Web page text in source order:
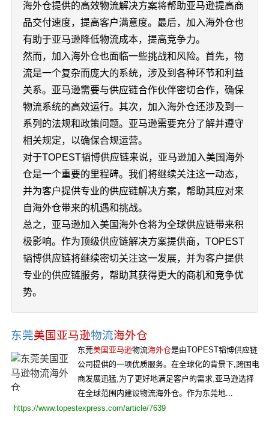
海外仓提供的高效物流解决方案将帮助亚马逊提高商
品交付速度，提高客户满意度。最后，加入海外仓也
有助于亚马逊降低物流成本，提高竞争力。
然而，加入海外仓也面临一些挑战和风险。首先，物
流是一个复杂而庞大的系统，涉及到各种环节和利益
关系。亚马逊需要与供应链合作伙伴密切合作，确保
物流系统的高效运行。其次，加入海外仓还涉及到一
系列的法规和政策问题。亚马逊需要充分了解并遵守
相关规定，以确保合规运营。
对于TOPEST韬博供应链来说，亚马逊加入美国海外
仓是一个重要的里程碑。我们将继续关注这一动态，
并为客户提供专业的供应链解决方案，帮助其应对来
自海外仓带来的机遇和挑战。
总之，亚马逊加入美国海外仓将为全球供应链带来积
极影响。作为顶级供应链解决方案提供商，TOPEST
韬博供应链将继续密切关注这一发展，并为客户提供
专业的供应链服务，帮助其获得更大的商机和竞争优
势。
东莞美国亚马逊物流海外仓
东莞美国亚马逊物流海外仓是由TOPEST韬博供应链
公司提供的一项优质服务。在全球化的背景下,跨国电
商发展迅猛,为了更好地满足客户的需求,亚马逊选择
在全球范围内建设物流海外仓。作为东莞地...
https://www.topestexpress.com/article/7639